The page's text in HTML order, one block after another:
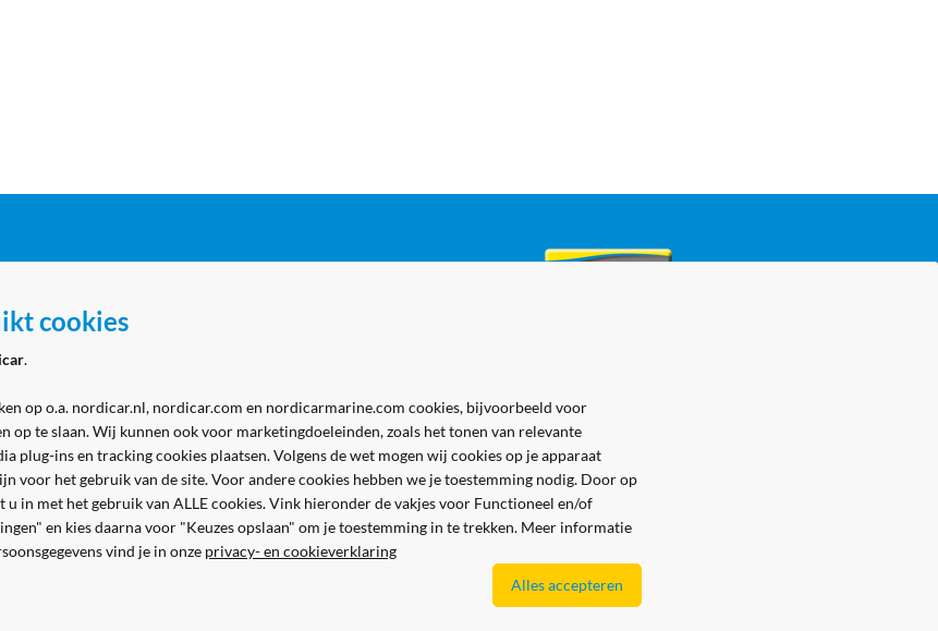
- winkel
- werkplaats
cookies
.
op o.a. nordicar.nl, nordicar.com en nordicarmarine.com cookies, bijvoorbeeld voor
op te slaan. Wij kunnen ook voor marketingdoeleinden, zoals het tonen van relevante
plug-ins en tracking cookies plaatsen. Volgens de wet mogen wij cookies op je apparaat
voor het gebruik van de site. Voor andere cookies hebben we je toestemming nodig. Door op
u in met het gebruik van ALLE cookies. Vink hieronder de vakjes voor Functioneel en/of
en kies daarna voor "Keuzes opslaan" om je toestemming in te trekken. Meer informatie
vind je in onze privacy- en cookieverklaring
Alles accepteren